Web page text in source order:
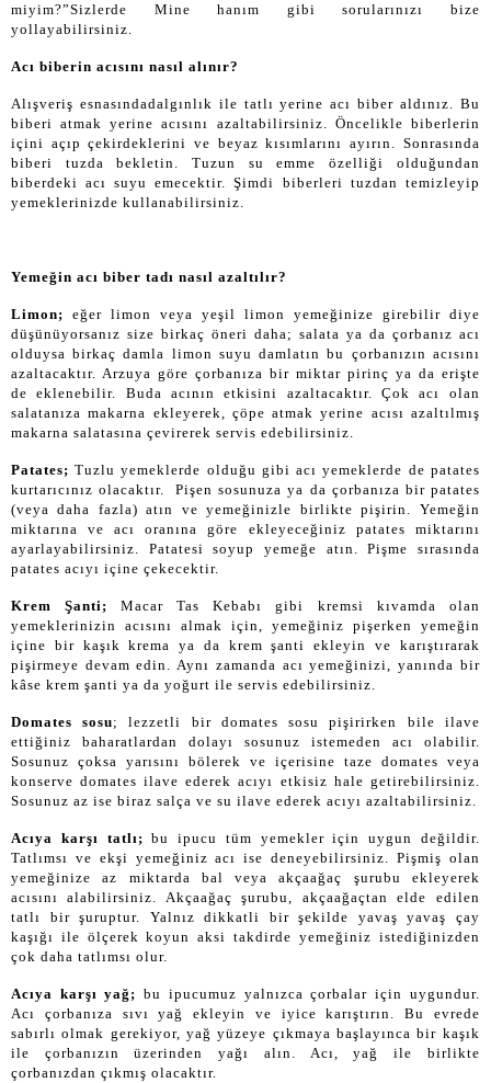
miyim?”Sizlerde Mine hanım gibi sorularınızı bize
yollayabilirsiniz.
Acı biberin acısını nasıl alınır?
Alışveriş esnasındadalgınlık ile tatlı yerine acı biber aldınız. Bu
biberi atmak yerine acısını azaltabilirsiniz. Öncelikle biberlerin
içini açıp çekirdeklerini ve beyaz kısımlarını ayırın. Sonrasında
biberi tuzda bekletin. Tuzun su emme özelliği olduğundan
biberdeki acı suyu emecektir. Şimdi biberleri tuzdan temizleyip
yemeklerinizde kullanabilirsiniz.
Yemeğin acı biber tadı nasıl azaltılır?
Limon; eğer limon veya yeşil limon yemeğinize girebilir diye
düşünüyorsanız size birkaç öneri daha; salata ya da çorbanız acı
olduysa birkaç damla limon suyu damlatın bu çorbanızın acısını
azaltacaktır. Arzuya göre çorbanıza bir miktar pirinç ya da erişte
de eklenebilir. Buda acının etkisini azaltacaktır. Çok acı olan
salatanıza makarna ekleyerek, çöpe atmak yerine acısı azaltılmış
makarna salatasına çevirerek servis edebilirsiniz.
Patates; Tuzlu yemeklerde olduğu gibi acı yemeklerde de patates
kurtarıcınız olacaktır. Pişen sosunuza ya da çorbanıza bir patates
(veya daha fazla) atın ve yemeğinizle birlikte pişirin. Yemeğin
miktarına ve acı oranına göre ekleyeceğiniz patates miktarını
ayarlayabilirsiniz. Patatesi soyup yemeğe atın. Pişme sırasında
patates acıyı içine çekecektir.
Krem Şanti; Macar Tas Kebabı gibi kremsi kıvamda olan
yemeklerinizin acısını almak için, yemeğiniz pişerken yemeğin
içine bir kaşık krema ya da krem şanti ekleyin ve karıştırarak
pişirmeye devam edin. Aynı zamanda acı yemeğinizi, yanında bir
kâse krem şanti ya da yoğurt ile servis edebilirsiniz.
Domates sosu; lezzetli bir domates sosu pişirirken bile ilave
ettiğiniz baharatlardan dolayı sosunuz istemeden acı olabilir.
Sosunuz çoksa yarısını bölerek ve içerisine taze domates veya
konserve domates ilave ederek acıyı etkisiz hale getirebilirsiniz.
Sosunuz az ise biraz salça ve su ilave ederek acıyı azaltabilirsiniz.
Acıya karşı tatlı; bu ipucu tüm yemekler için uygun değildir.
Tatlımsı ve ekşi yemeğiniz acı ise deneyebilirsiniz. Pişmiş olan
yemeğinize az miktarda bal veya akçaağaç şurubu ekleyerek
acısını alabilirsiniz. Akçaağaç şurubu, akçaağaçtan elde edilen
tatlı bir şuruptur. Yalnız dikkatli bir şekilde yavaş yavaş çay
kaşığı ile ölçerek koyun aksi takdirde yemeğiniz istediğinizden
çok daha tatlımsı olur.
Acıya karşı yağ; bu ipucumuz yalnızca çorbalar için uygundur.
Acı çorbanıza sıvı yağ ekleyin ve iyice karıştırın. Bu evrede
sabırlı olmak gerekiyor, yağ yüzeye çıkmaya başlayınca bir kaşık
ile çorbanızın üzerinden yağı alın. Acı, yağ ile birlikte
çorbanızdan çıkmış olacaktır.